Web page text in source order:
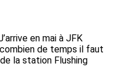
en mai à JFK
de temps il faut
la station Flushing